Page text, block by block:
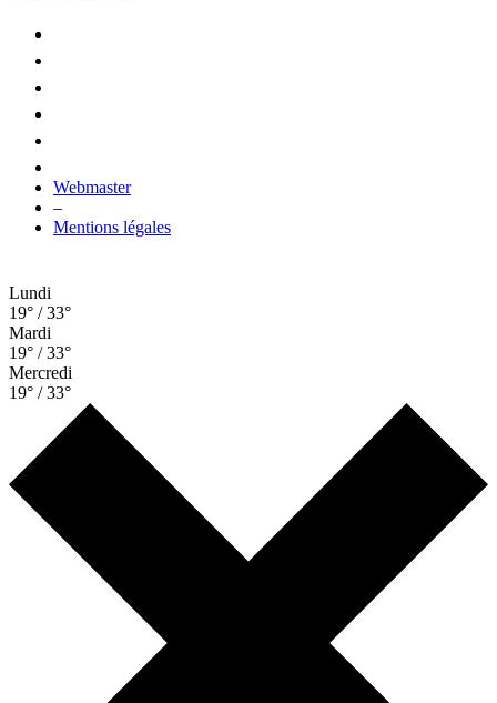
Webmaster
–
Mentions légales
Lundi
19° / 33°
Mardi
19° / 33°
Mercredi
19° / 33°